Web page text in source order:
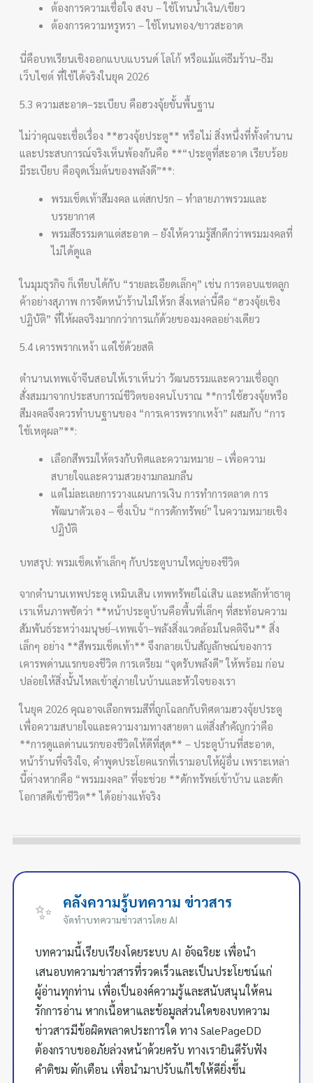
ต้องการความเชื่อใจ สงบ – ใช้โทนน้ำเงิน/เขียว
ต้องการความหรูหรา – ใช้โทนทอง/ขาวสะอาด
นี่คือบทเรียนเชิงออกแบบแบรนด์ โลโก้ หรือแม้แต่ธีมร้าน–ธีม
เว็บไซต์ ที่ใช้ได้จริงในยุค 2026
5.3 ความสะอาด–ระเบียบ คือฮวงจุ้ยขั้นพื้นฐาน
ไม่ว่าคุณจะเชื่อเรื่อง **ฮวงจุ้ยประตู** หรือไม่ สิ่งหนึ่งที่ทั้งตำนาน
และประสบการณ์จริงเห็นพ้องกันคือ **“ประตูที่สะอาด เรียบร้อย
มีระเบียบ คือจุดเริ่มต้นของพลังดี”**:
พรมเช็ดเท้าสีมงคล แต่สกปรก – ทำลายภาพรวมและ
บรรยากาศ
พรมสีธรรมดาแต่สะอาด – ยังให้ความรู้สึกดีกว่าพรมมงคลที่
ไม่ได้ดูแล
ในมุมธุรกิจ ก็เทียบได้กับ “รายละเอียดเล็กๆ” เช่น การตอบแชตลูก
ค้าอย่างสุภาพ การจัดหน้าร้านไม่ให้รก สิ่งเหล่านี้คือ “ฮวงจุ้ยเชิง
ปฏิบัติ” ที่ให้ผลจริงมากกว่าการแก้ด้วยของมงคลอย่างเดียว
5.4 เคารพรากเหง้า แต่ใช้ด้วยสติ
ตำนานเทพเจ้าจีนสอนให้เราเห็นว่า วัฒนธรรมและความเชื่อถูก
สั่งสมมาจากประสบการณ์ชีวิตของคนโบราณ **การใช้ฮวงจุ้ยหรือ
สีมงคลจึงควรทำบนฐานของ “การเคารพรากเหง้า” ผสมกับ “การ
ใช้เหตุผล”**:
เลือกสีพรมให้ตรงกับทิศและความหมาย – เพื่อความ
สบายใจและความสวยงามกลมกลืน
แต่ไม่ละเลยการวางแผนการเงิน การทำการตลาด การ
พัฒนาตัวเอง – ซึ่งเป็น “การดักทรัพย์” ในความหมายเชิง
ปฏิบัติ
บทสรุป: พรมเช็ดเท้าเล็กๆ กับประตูบานใหญ่ของชีวิต
จากตำนานเทพประตู เหมินเสิน เทพทรัพย์ไฉ่เสิน และหลักห้าธาตุ
เราเห็นภาพชัดว่า **หน้าประตูบ้านคือพื้นที่เล็กๆ ที่สะท้อนความ
สัมพันธ์ระหว่างมนุษย์–เทพเจ้า–พลังสิ่งแวดล้อมในคติจีน** สิ่ง
เล็กๆ อย่าง **สีพรมเช็ดเท้า** จึงกลายเป็นสัญลักษณ์ของการ
เคารพด่านแรกของชีวิต การเตรียม “จุดรับพลังดี” ให้พร้อม ก่อน
ปล่อยให้สิ่งนั้นไหลเข้าสู่ภายในบ้านและหัวใจของเรา
ในยุค 2026 คุณอาจเลือกพรมสีที่ถูกโฉลกกับทิศตามฮวงจุ้ยประตู
เพื่อความสบายใจและความงามทางสายตา แต่สิ่งสำคัญกว่าคือ
**การดูแลด่านแรกของชีวิตให้ดีที่สุด** – ประตูบ้านที่สะอาด,
หน้าร้านที่จริงใจ, คำพูดประโยคแรกที่เรามอบให้ผู้อื่น เพราะเหล่า
นี้ต่างหากคือ “พรมมงคล” ที่จะช่วย **ดักทรัพย์เข้าบ้าน และดัก
โอกาสดีเข้าชีวิต** ได้อย่างแท้จริง
✨ คลังความรู้บทความ ข่าวสาร
จัดทำบทความข่าวสารโดย AI
บทความนี้เรียบเรียงโดยระบบ AI อัจฉริยะ เพื่อนำ
เสนอบทความข่าวสารที่รวดเร็วและเป็นประโยชน์แก่
ผู้อ่านทุกท่าน เพื่อเป็นองค์ความรู้และสนับสนุนให้คน
รักการอ่าน หากเนื้อหาและข้อมูลส่วนใดของบทความ
ข่าวสารมีข้อผิดพลาดประการใด ทาง SalePageDD
ต้องกราบขออภัยล่วงหน้าด้วยครับ ทางเรายินดีรับฟัง
คำติชม ตักเตือน เพื่อนำมาปรับแก้ไขให้ดียิ่งขึ้น